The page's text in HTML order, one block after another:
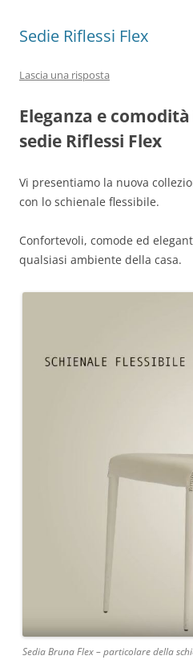
Sedie Riflessi Flex
Lascia una risposta
Eleganza e
sedie Riflessi Flex
Vi presentiamo la nuova
con lo schienale flessibile.
Confortevoli, comode ed
qualsiasi ambiente della casa.
Sedia Bruna Flex – particolare della